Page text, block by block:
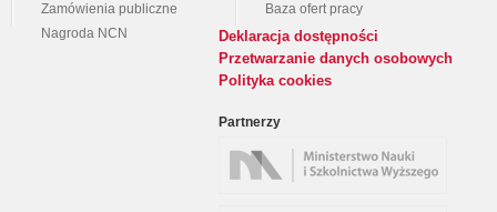
Zamówienia publiczne
Nagroda NCN
Baza ofert pracy
Deklaracja dostępności
Przetwarzanie danych osobowych
Polityka cookies
Partnerzy